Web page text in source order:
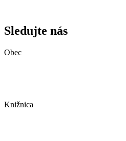
Sledujte nás
Obec
Knižnica